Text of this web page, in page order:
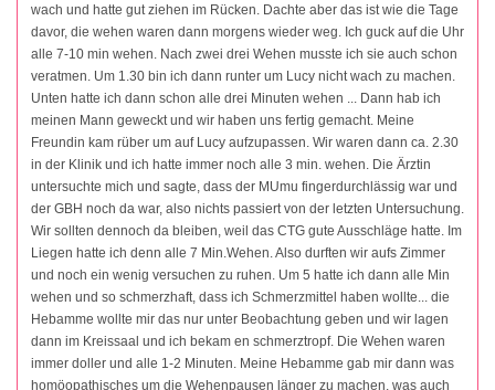
wach und hatte gut ziehen im Rücken. Dachte aber das ist wie die Tage
davor, die wehen waren dann morgens wieder weg. Ich guck auf die Uhr
alle 7-10 min wehen. Nach zwei drei Wehen musste ich sie auch schon
veratmen. Um 1.30 bin ich dann runter um Lucy nicht wach zu machen.
Unten hatte ich dann schon alle drei Minuten wehen ... Dann hab ich
meinen Mann geweckt und wir haben uns fertig gemacht. Meine
Freundin kam rüber um auf Lucy aufzupassen. Wir waren dann ca. 2.30
in der Klinik und ich hatte immer noch alle 3 min. wehen. Die Ärztin
untersuchte mich und sagte, dass der MUmu fingerdurchlässig war und
der GBH noch da war, also nichts passiert von der letzten Untersuchung.
Wir sollten dennoch da bleiben, weil das CTG gute Ausschläge hatte. Im
Liegen hatte ich denn alle 7 Min.Wehen. Also durften wir aufs Zimmer
und noch ein wenig versuchen zu ruhen. Um 5 hatte ich dann alle Min
wehen und so schmerzhaft, dass ich Schmerzmittel haben wollte... die
Hebamme wollte mir das nur unter Beobachtung geben und wir lagen
dann im Kreissaal und ich bekam en schmerztropf. Die Wehen waren
immer doller und alle 1-2 Minuten. Meine Hebamme gab mir dann was
homöopathisches um die Wehenpausen länger zu machen, was auch